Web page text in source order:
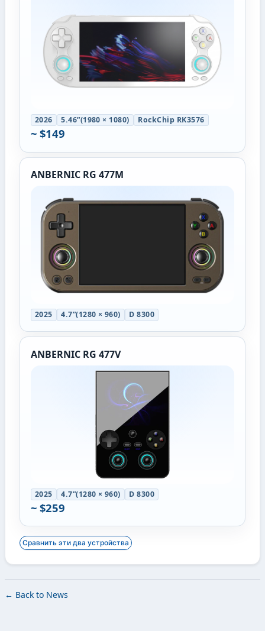
2026 5.46”(1980 × 1080) RockChip RK3576
~ $149
ANBERNIC RG 477M
2025 4.7”(1280 × 960) D 8300
ANBERNIC RG 477V
2025 4.7”(1280 × 960) D 8300
~ $259
Сравнить эти два устройства
← Back to News